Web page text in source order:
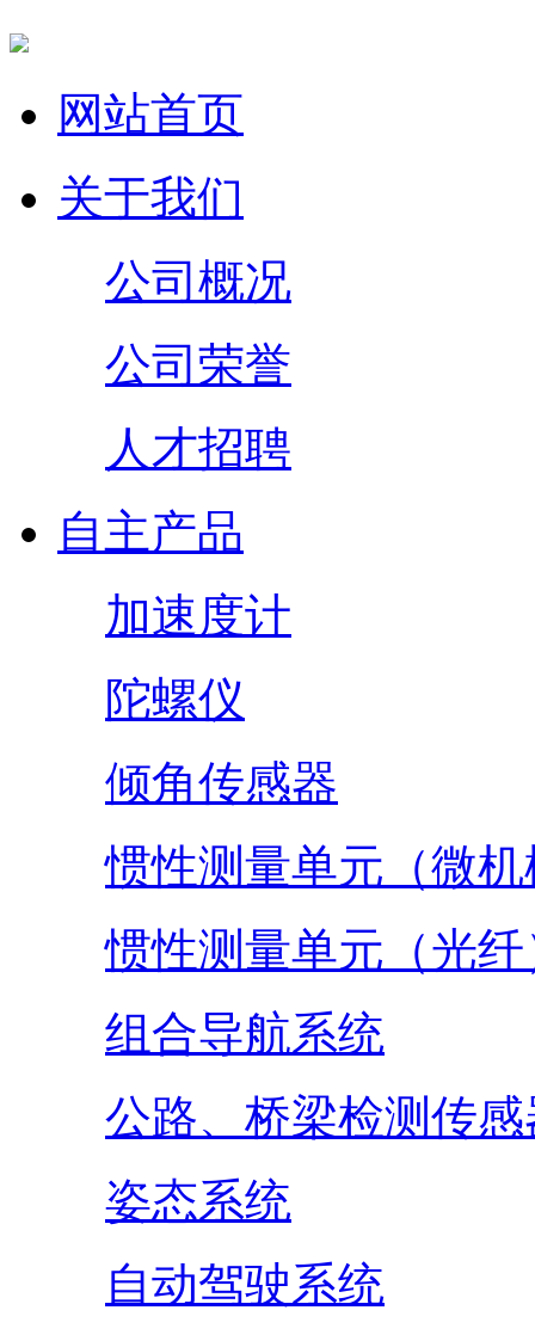
网站首页
关于我们
公司概况
公司荣誉
人才招聘
自主产品
加速度计
陀螺仪
倾角传感器
惯性测量单元（微
惯性测量单元（光纤
组合导航系统
公路、桥梁检测传感
姿态系统
自动驾驶系统